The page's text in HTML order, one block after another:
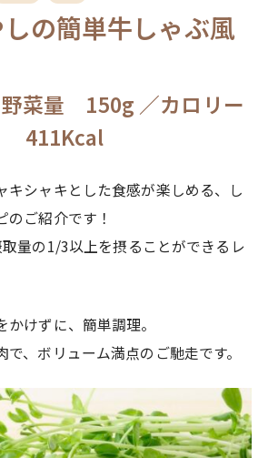
の簡単牛しゃぶ風
菜量 150g ／カロリー
411Kcal
キシャキとした食感が楽しめる、し
のご紹介です！
量の1/3以上を摂ることができるレ
けずに、簡単調理。
、ボリューム満点のご馳走です。